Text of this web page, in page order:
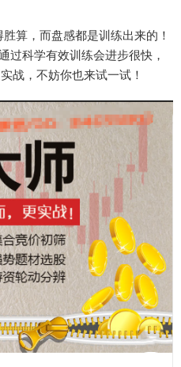
算，而盘感都是训练出来的！
过科学有效训练会进步很快，
战，不妨你也来试一试！